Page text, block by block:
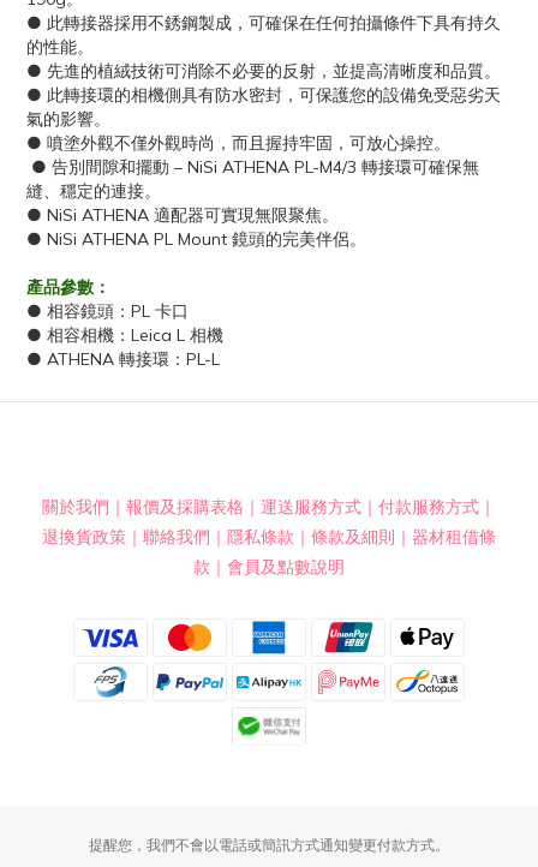
● 此轉接器採用不銹鋼製成，可確保在任何拍攝條件下具有持久
的性能。
● 先進的植絨技術可消除不必要的反射，並提高清晰度和品質。
● 此轉接環的相機側具有防水密封，可保護您的設備免受惡劣天
氣的影響。
● 噴塗外觀不僅外觀時尚，而且握持牢固，可放心操控。
● 告別間隙和擺動 – NiSi ATHENA PL-M4/3 轉接環可確保無
縫、穩定的連接。
● NiSi ATHENA 適配器可實現無限聚焦。
● NiSi ATHENA PL Mount 鏡頭的完美伴侶。
產品參數：
● 相容鏡頭：PL 卡口
● 相容相機：Leica L 相機
● ATHENA 轉接環：PL-L
關於我們 ｜ 報價及採購表格 ｜ 運送服務方式 ｜ 付款服務方式 ｜
退換貨政策 ｜ 聯絡我們 ｜ 隱私條款 ｜ 條款及細則 ｜ 器材租借條
款 ｜ 會員及點數說明
提醒您，我們不會以電話或簡訊方式通知變更付款方式。